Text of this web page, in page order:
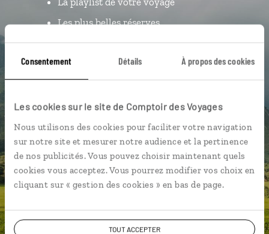
Consentement Détails À propos des cookies
Les cookies sur le site de Comptoir des Voyages
Nous utilisons des cookies pour faciliter votre navigation
sur notre site et mesurer notre audience et la pertinence
de nos publicités. Vous pouvez choisir maintenant quels
cookies vous acceptez. Vous pourrez modifier vos choix en
cliquant sur « gestion des cookies » en bas de page.
TOUT ACCEPTER
Les plus belles réserves
L’album souvenirs à composer